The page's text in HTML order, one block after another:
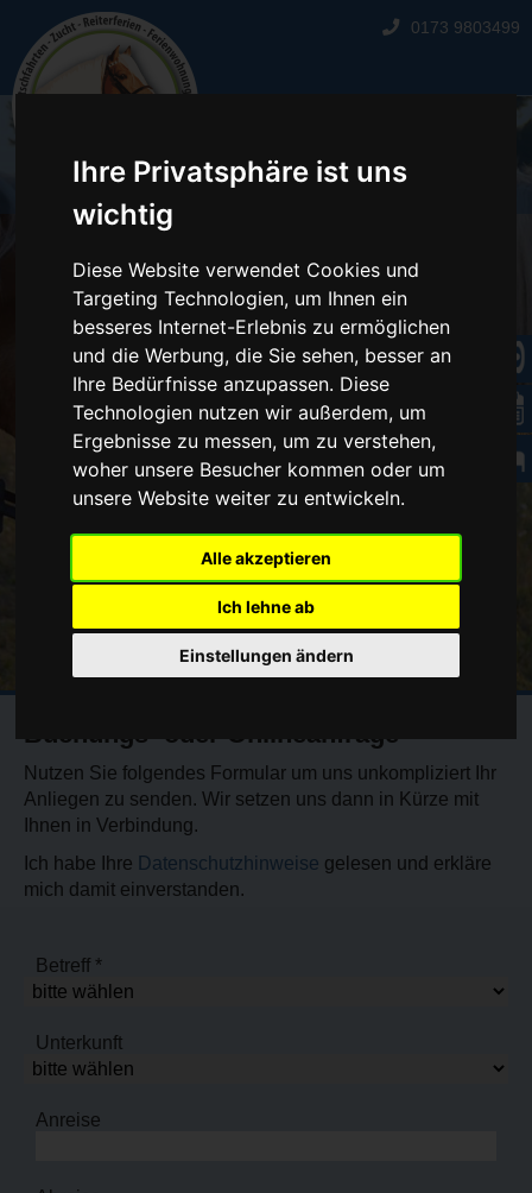
Ihre Privatsphäre ist uns
wichtig
Diese Website verwendet Cookies und
Targeting Technologien, um Ihnen ein
besseres Internet-Erlebnis zu ermöglichen
und die Werbung, die Sie sehen, besser an
Ihre Bedürfnisse anzupassen. Diese
Technologien nutzen wir außerdem, um
Ergebnisse zu messen, um zu verstehen,
woher unsere Besucher kommen oder um
unsere Website weiter zu entwickeln.
Alle akzeptieren
Ich lehne ab
Einstellungen ändern
0173 9803499
Buchungs- oder Onlineanfrage
Nutzen Sie folgendes Formular um uns unkompliziert Ihr
Anliegen zu senden. Wir setzen uns dann in Kürze mit
Ihnen in Verbindung.
Ich habe Ihre Datenschutzhinweise gelesen und erkläre
mich damit einverstanden.
Betreff *
Unterkunft
Anreise